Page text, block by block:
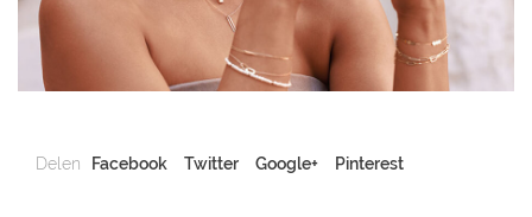
Delen Facebook Twitter Google+ Pinterest